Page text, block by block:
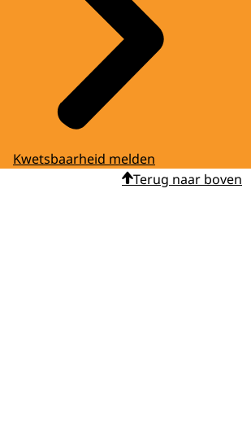
Kwetsbaarheid melden
Terug naar boven